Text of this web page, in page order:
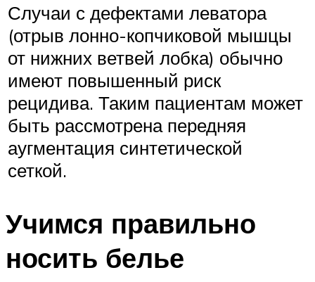
Случаи с дефектами леватора
(отрыв лонно-копчиковой мышцы
от нижних ветвей лобка) обычно
имеют повышенный риск
рецидива. Таким пациентам может
быть рассмотрена передняя
аугментация синтетической
сеткой.
Учимся правильно
носить белье